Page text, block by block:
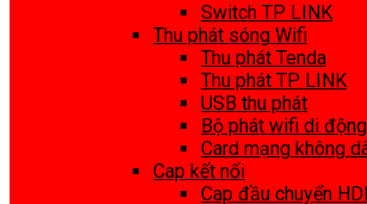
Switch TP LINK
Thu phát sóng Wifi
Thu phát Tenda
Thu phát TP LINK
USB thu phát
Bộ phát wifi di động
Card mạng không
Cap kết nối
Cap đầu chuyển